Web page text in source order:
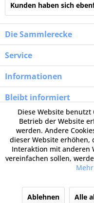
Kunden haben sich
Die Sammlerecke
Service
Informationen
Bleibt informiert
Diese Website
Betrieb der Website
werden. Andere
dieser Website
Interaktion mit anderen
vereinfachen sollen,
Ablehnen Alle